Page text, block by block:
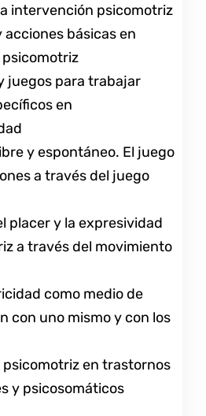
intervención psicomotriz
acciones básicas en
juegos para trabajar
en
y espontáneo. El juego
a través del juego
placer y la expresividad
a través del movimiento
como medio de
con uno mismo y con los
en trastornos
y psicosomáticos